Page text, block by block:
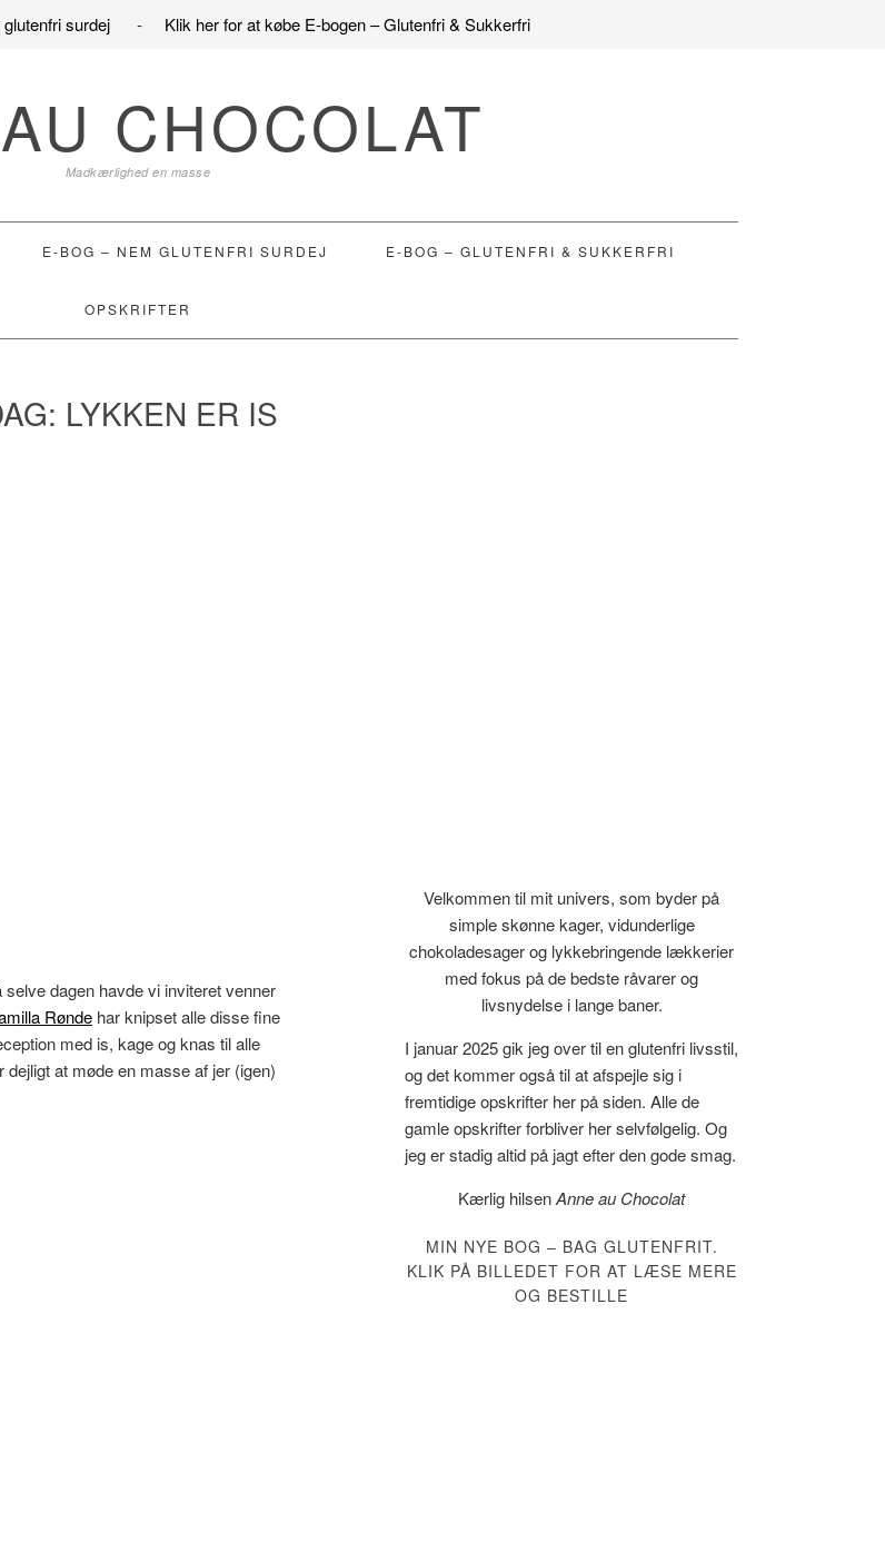
surdej - Klik her for at købe E-bogen – Glutenfri & Sukkerfri
CHOCOLAT
Madkærlighed en masse
E-BOG – NEM GLUTENFRI SURDEJ E-BOG – GLUTENFRI & SUKKERFRI
OPSKRIFTER
LYKKEN ER IS
dagen havde vi inviteret venner
Rønde har knipset alle disse fine
med is, kage og knas til alle
at møde en masse af jer (igen)
Velkommen til mit univers, som byder på
simple skønne kager, vidunderlige
chokoladesager og lykkebringende lækkerier
med fokus på de bedste råvarer og
livsnydelse i lange baner.
I januar 2025 gik jeg over til en glutenfri livsstil,
og det kommer også til at afspejle sig i
fremtidige opskrifter her på siden. Alle de
gamle opskrifter forbliver her selvfølgelig. Og
jeg er stadig altid på jagt efter den gode smag.
Kærlig hilsenAnne au Chocolat
MIN NYE BOG – BAG GLUTENFRIT.
KLIK PÅ BILLEDET FOR AT LÆSE MERE
OG BESTILLE